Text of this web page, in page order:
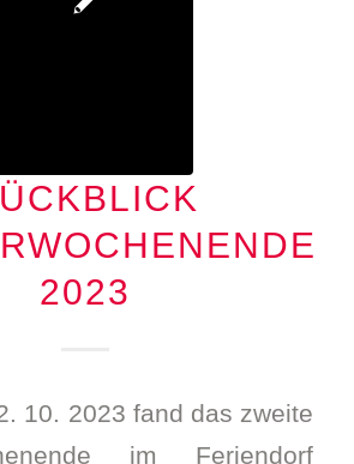
2023
10. 2023 fand das zweite
im Feriendorf